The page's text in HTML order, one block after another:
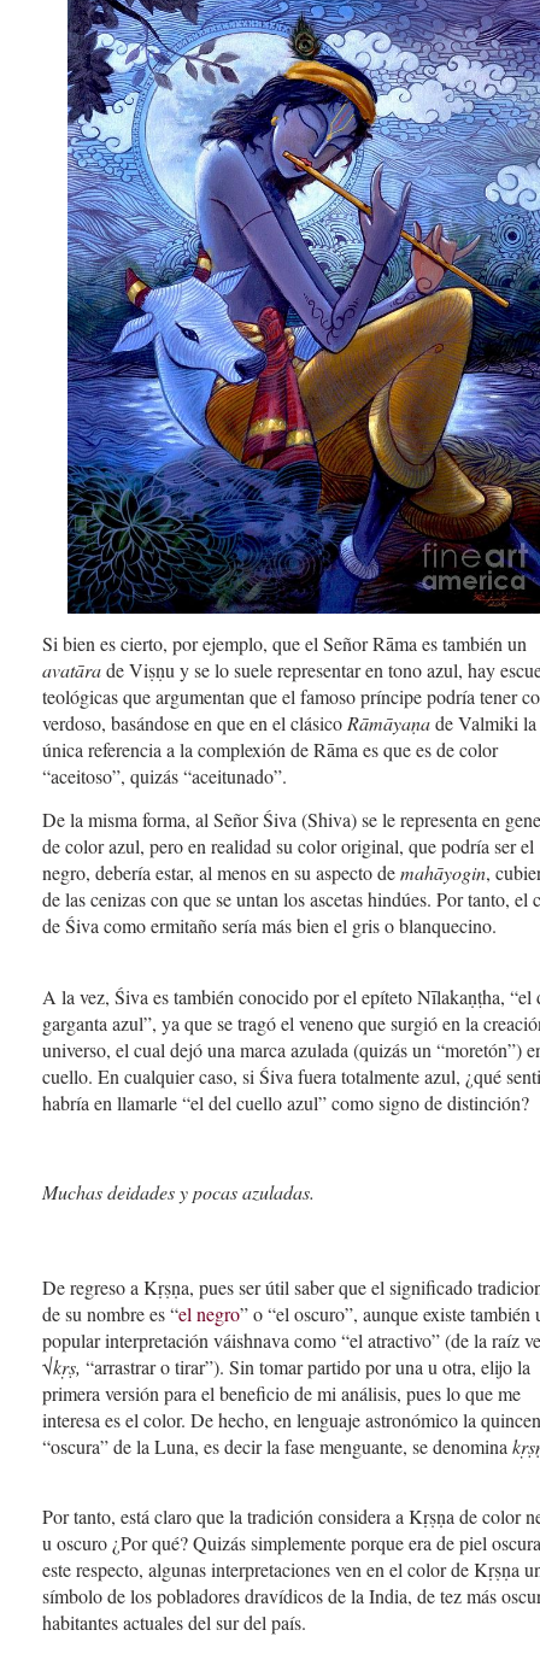
Si bien es cierto, por ejemplo, que el Señor Rāma es también un
avatārade Viṣṇu y se lo suele representar en tono azul, hay
teológicas que argumentan que el famoso príncipe podría tener
verdoso, basándose en que en el clásico Rāmāyaṇade Valmiki la
única referencia a la complexión de Rāma es que es de color
“aceitoso”, quizás “aceitunado”.
De la misma forma, al Señor Śiva (Shiva) se le representa en
de color azul, pero en realidad su color original, que podría ser el
negro, debería estar, al menos en su aspecto demahāyogin,
de las cenizas con que se untan los ascetas hindúes. Por tanto, el
de Śiva como ermitaño sería más bien el gris o blanquecino.
A la vez, Śiva es también conocido por el epíteto Nīlakaṇṭha, “el
garganta azul”, ya que se tragó el veneno que surgió en la
universo, el cual dejó una marca azulada (quizás un “moretón”)
cuello. En cualquier caso, si Śiva fuera totalmente azul, ¿qué
habría en llamarle “el del cuello azul” como signo de distinción?
Muchas deidades y pocas azuladas.
De regreso a Kṛṣṇa, pues ser útil saber que el significado
de su nombre es “el negro” o “el oscuro”, aunque existe también
popular interpretación váishnava como “el atractivo” (de la raíz
√kṛṣ, “arrastrar o tirar”). Sin tomar partido por una u otra, elijo la
primera versión para el beneficio de mi análisis, pues lo que me
interesa es el color. De hecho, en lenguaje astronómico la
“oscura” de la Luna, es decir la fase menguante, se denomina
Por tanto, está claro que la tradición considera a Kṛṣṇa de color
u oscuro ¿Por qué? Quizás simplemente porque era de piel
este respecto, algunas interpretaciones ven en el color de Kṛṣṇa
símbolo de los pobladores dravídicos de la India, de tez más
habitantes actuales del sur del país.